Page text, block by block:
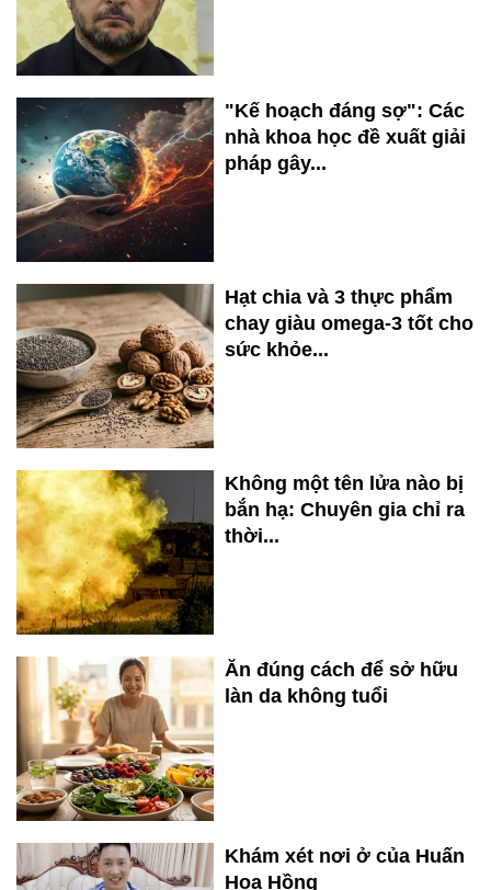
"Kế hoạch đáng sợ": Các
nhà khoa học đề xuất giải
pháp gây...
Hạt chia và 3 thực phẩm
chay giàu omega-3 tốt cho
sức khỏe...
Không một tên lửa nào bị
bắn hạ: Chuyên gia chỉ ra
thời...
Ăn đúng cách để sở hữu
làn da không tuổi
Khám xét nơi ở của Huấn
Hoa Hồng